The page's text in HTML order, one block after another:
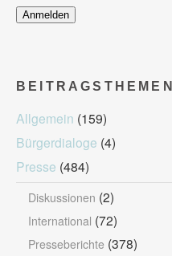
BEITRAGSTHEMEN
Allgemein (159)
Bürgerdialoge (4)
Presse (484)
Diskussionen (2)
International (72)
Presseberichte (378)